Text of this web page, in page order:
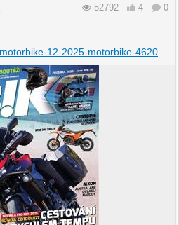
52792 4 0
12-2025-motorbike-4620